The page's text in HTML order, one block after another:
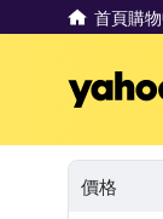
首頁購
價格